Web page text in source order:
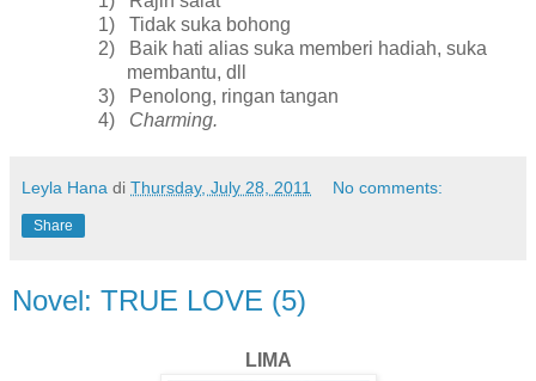
1)
Tidak suka bohong
2)
Baik hati alias suka memberi hadiah, suka
membantu, dll
3)
Penolong, ringan tangan
4)
Charming.
Leyla Hana di Thursday, July 28, 2011 No comments:
Share
Novel: TRUE LOVE (5)
LIMA